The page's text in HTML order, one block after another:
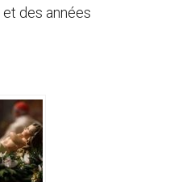
des années